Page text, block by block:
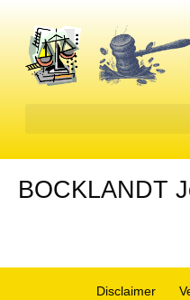
BOCKLANDT
Disclaimer